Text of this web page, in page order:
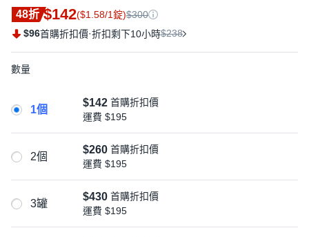
48折 $142($1.58/1錠)$300
$96首購折扣價·折扣剩下10小時$238
數量
1個
$142 首購折扣價
運費 $195
2個
$260 首購折扣價
運費 $195
3罐
$430 首購折扣價
運費 $195